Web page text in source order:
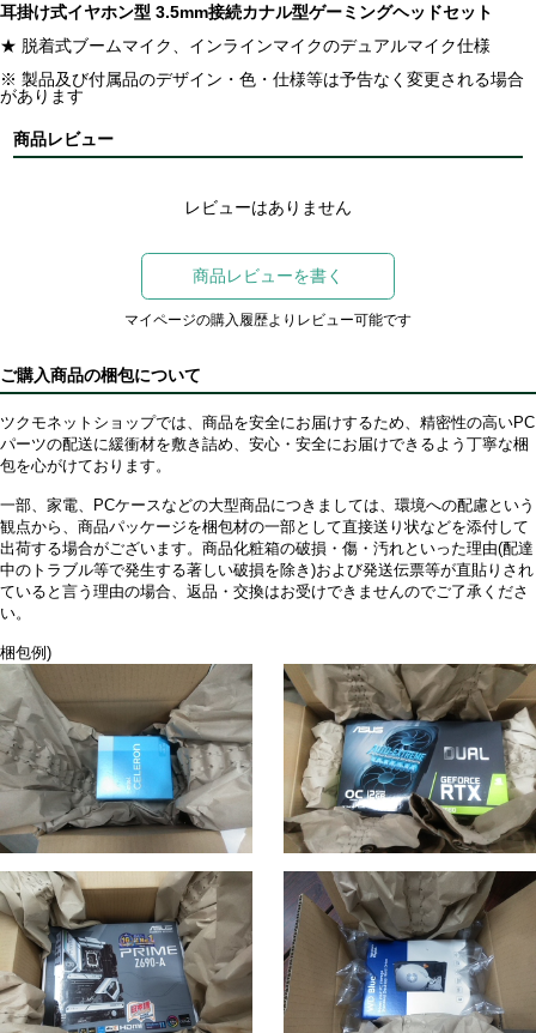
耳掛け式イヤホン型 3.5mm接続カナル型ゲーミングヘッドセット
★ 脱着式ブームマイク、インラインマイクのデュアルマイク仕様
※ 製品及び付属品のデザイン・色・仕様等は予告なく変更される場合
があります
商品レビュー
レビューはありません
商品レビューを書く
マイページの購入履歴よりレビュー可能です
ご購入商品の梱包について
ツクモネットショップでは、商品を安全にお届けするため、精密性の高いPC
パーツの配送に緩衝材を敷き詰め、安心・安全にお届けできるよう丁寧な梱
包を心がけております。
一部、家電、PCケースなどの大型商品につきましては、環境への配慮という
観点から、商品パッケージを梱包材の一部として直接送り状などを添付して
出荷する場合がございます。商品化粧箱の破損・傷・汚れといった理由(配達
中のトラブル等で発生する著しい破損を除き)および発送伝票等が直貼りされ
ていると言う理由の場合、返品・交換はお受けできませんのでご了承くださ
い。
梱包例)